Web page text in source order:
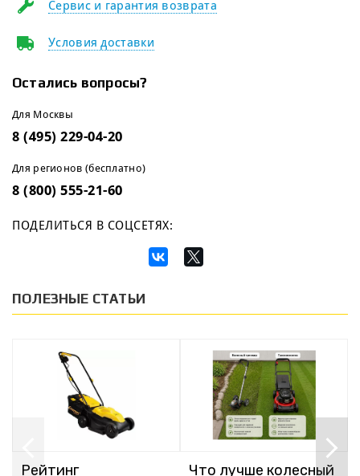
Сервис и гарантия возврата
Условия доставки
Остались вопросы?
Для Москвы
8 (495) 229-04-20
Для регионов (бесплатно)
8 (800) 555-21-60
ПОДЕЛИТЬСЯ В СОЦСЕТЯХ:
ПОЛЕЗНЫЕ СТАТЬИ
Рейтинг Что лучше колесный